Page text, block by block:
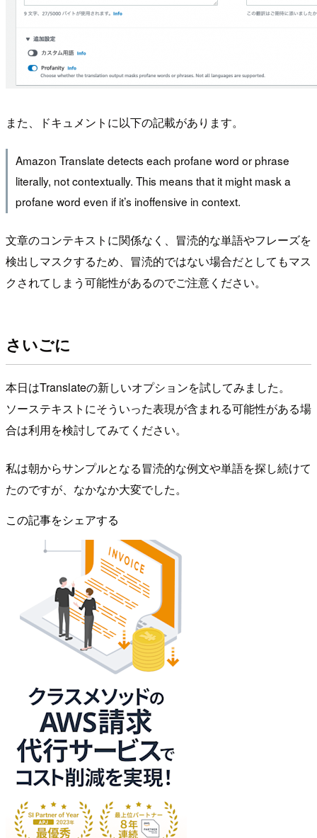
また、ドキュメントに以下の記載があります。
Amazon Translate detects each profane word or phrase
literally, not contextually. This means that it might mask a
profane word even if it’s inoffensive in context.
文章のコンテキストに関係なく、冒涜的な単語やフレーズを
検出しマスクするため、冒涜的ではない場合だとしてもマス
クされてしまう可能性があるのでご注意ください。
さいごに
本日はTranslateの新しいオプションを試してみました。
ソーステキストにそういった表現が含まれる可能性がある場
合は利用を検討してみてください。
私は朝からサンプルとなる冒涜的な例文や単語を探し続けて
たのですが、なかなか大変でした。
この記事をシェアする